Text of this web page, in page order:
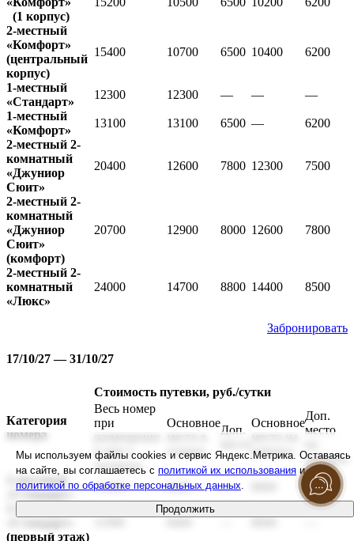
(1 корпус)
2-местный
«Комфорт»
(центральный
корпус)
15400 10700 6500 10400 6200
1-местный
«Стандарт»
12300 12300 — —
—
1-местный
«Комфорт»
13100 13100 6500 —
6200
2-местный 2-
комнатный
«Джуниор
Сюит»
20400 12600 7800 12300 7500
2-местный 2-
комнатный
«Джуниор
Сюит»
(комфорт)
20700 12900 8000 12600 7800
2-местный 2-
комнатный
«Люкс»
24000 14700 8800 14400 8500
Забронировать
17/10/27 — 31/10/27
Категория
номера
Стоимость путевки, руб./сутки
Весь номер
при
размещении
в нём 1
человека
Основное
место в
номере
Доп.
Основное
место на
ребенка
Доп.
место
ребенка
2-местный
«Стандарт»
11900 8400 —
—
(первый этаж)
Мы используем файлы cookies и сервис Яндекс.Метрика. Оставаясь
на сайте, вы соглашаетесь с политикой их использования и
политикой по обработке персональных данных.
Продолжить